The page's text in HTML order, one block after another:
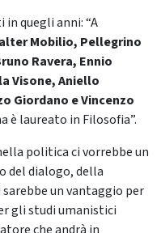
in quegli anni: “A
Mobilio, Pellegrino
Ravera, Ennio
Visone, Aniello
Giordano e Vincenzo
è laureato in Filosofia”.
politica ci vorrebbe un
del dialogo, della
un vantaggio per
gli studi umanistici